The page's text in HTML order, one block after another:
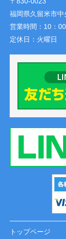
福岡県久留米市中
営業時間： 10：
定休日： 火曜日
トップページ